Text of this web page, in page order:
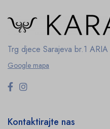
Trg djece Sarajeva br.1
Google mapa
Kontaktirajte nas